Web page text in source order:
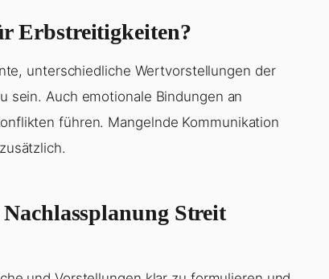
Erbstreitigkeiten?
unterschiedliche Wertvorstellungen der
sein. Auch emotionale Bindungen an
führen. Mangelnde Kommunikation
Streit